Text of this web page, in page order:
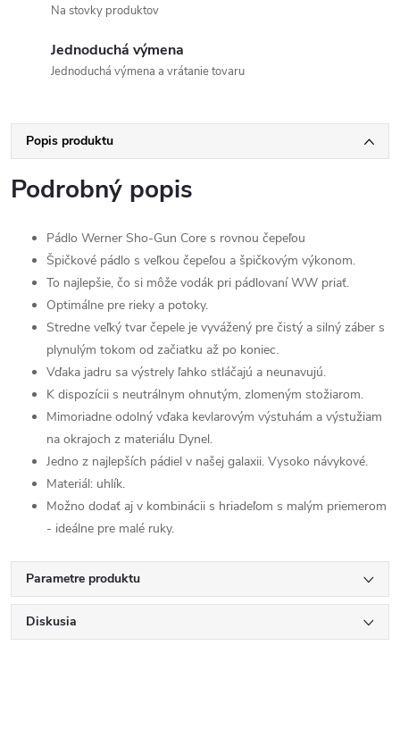
Na stovky produktov
Jednoduchá výmena
Jednoduchá výmena a vrátanie tovaru
Popis produktu
Podrobný popis
Pádlo Werner Sho-Gun Core s rovnou čepeľou
Špičkové pádlo s veľkou čepeľou a špičkovým výkonom.
To najlepšie, čo si môže vodák pri pádlovaní WW priať.
Optimálne pre rieky a potoky.
Stredne veľký tvar čepele je vyvážený pre čistý a silný záber s
plynulým tokom od začiatku až po koniec.
Vďaka jadru sa výstrely ľahko stláčajú a neunavujú.
K dispozícii s neutrálnym ohnutým, zlomeným stožiarom.
Mimoriadne odolný vďaka kevlarovým výstuhám a výstužiam
na okrajoch z materiálu Dynel.
Jedno z najlepších pádiel v našej galaxii. Vysoko návykové.
Materiál: uhlík.
Možno dodať aj v kombinácii s hriadeľom s malým priemerom
- ideálne pre malé ruky.
Parametre produktu
Diskusia